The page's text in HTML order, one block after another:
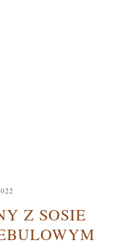
Z SOSIE